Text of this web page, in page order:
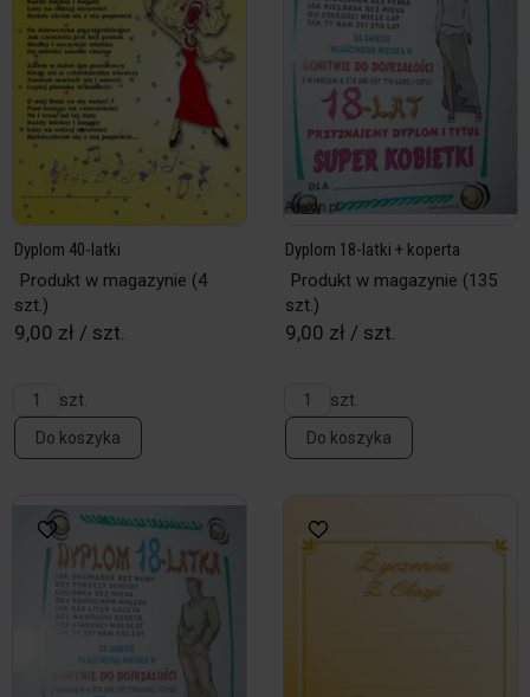
Dyplom 40-latki
Produkt w magazynie (4
szt.)
9,00 zł / szt.
szt.
Do koszyka
Dyplom 18-latki + koperta
Produkt w magazynie (135
szt.)
9,00 zł / szt.
szt.
Do koszyka